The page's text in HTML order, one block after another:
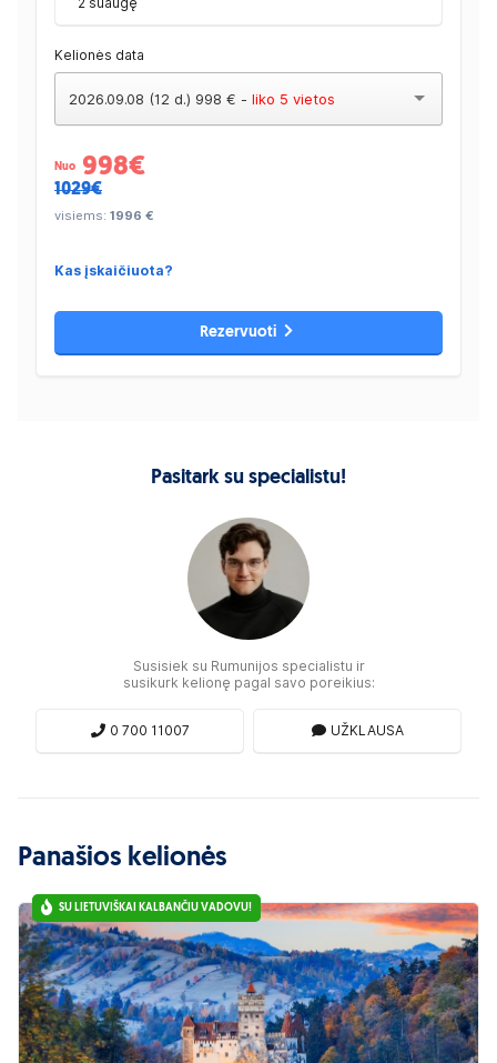
Kelionės data
2026.09.08 (12 d.) 998 € - liko 5 vietos
Nuo 998€
1029€
visiems: 1996 €
Kas įskaičiuota?
Rezervuoti
Pasitark su specialistu!
Susisiek su Rumunijos specialistu ir
susikurk kelionę pagal savo poreikius:
0 700 11007 UŽKLAUSA
Panašios kelionės
SU LIETUVIŠKAI KALBANČIU VADOVU!